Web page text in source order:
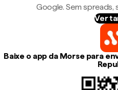
Google. Sem spreads,
Ver
Baixe o app da Morse para